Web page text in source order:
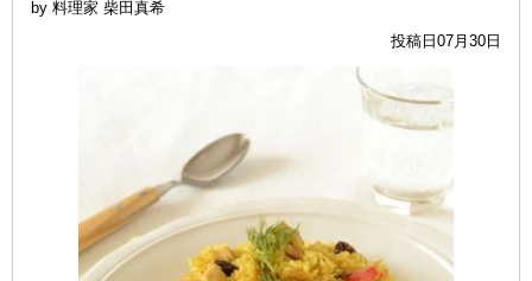
by 料理家 柴田真希
投稿日07月30日